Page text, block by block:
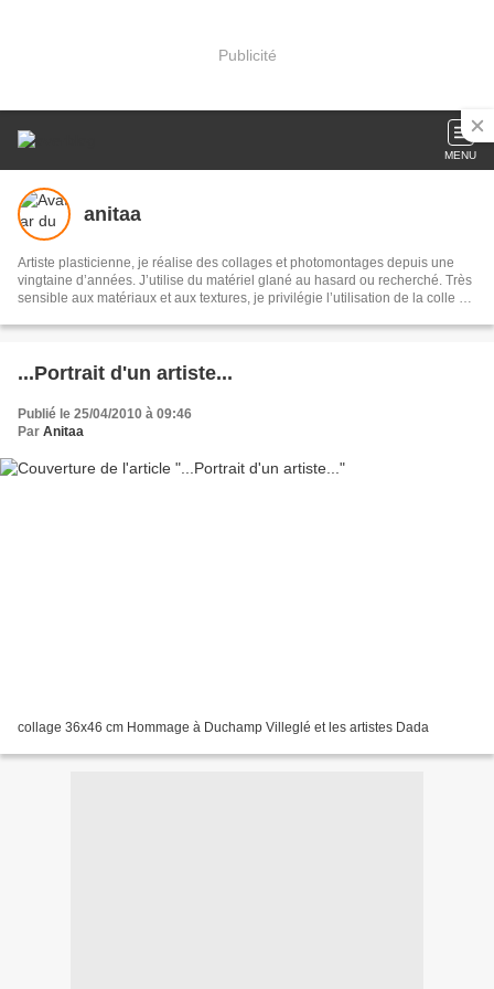
Publicité
MENU
anitaa
Artiste plasticienne, je réalise des collages et photomontages depuis une
vingtaine d’années. J’utilise du matériel glané au hasard ou recherché. Très
sensible aux matériaux et aux textures, je privilégie l’utilisation de la colle et
des collages numériques. Fascinée par les images, je les ai toujours
mentalement. Une sorte d'archivage mental des images, lesquelles, en
assembler, à créer des accidents, des dialogues et ainsi créer un univers
intime. Mes inspirations sont des artistes peintres, photographes ou
collagistes mais aussi la nature et tout ce qui fait ce que je suis. Je poursuis
naturellement sur les choix de mes compositions.
...Portrait d'un artiste...
Publié le 25/04/2010 à 09:46
Par Anitaa
collage 36x46 cm Hommage à Duchamp Villeglé et les artistes Dada